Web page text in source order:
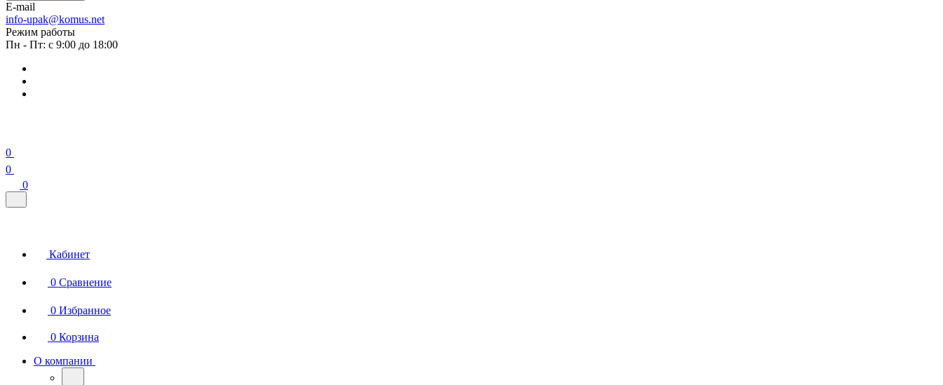
E-mail
info-upak@komus.net
Режим работы
Пн - Пт: с 9:00 до 18:00
0
0
0
Кабинет
0 Сравнение
0 Избранное
0 Корзина
О компании